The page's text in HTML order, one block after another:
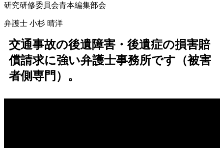
研究研修委員会青本編集部会
弁護士 小杉 晴洋
交通事故の後遺障害・後遺症の損害賠
償請求に強い弁護士事務所です（被害
者側専門）。